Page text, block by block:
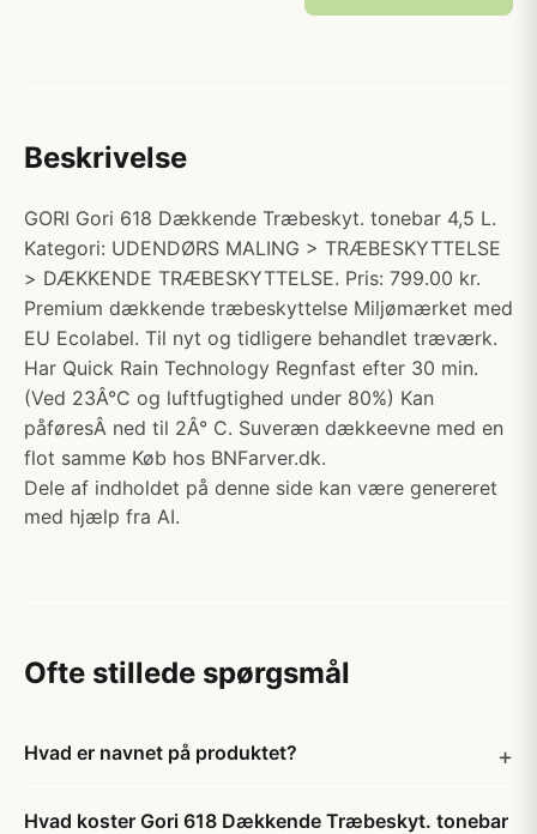
Beskrivelse
GORI Gori 618 Dækkende Træbeskyt. tonebar 4,5 L.
Kategori: UDENDØRS MALING > TRÆBESKYTTELSE
> DÆKKENDE TRÆBESKYTTELSE. Pris: 799.00 kr.
Premium dækkende træbeskyttelse Miljømærket med
EU Ecolabel. Til nyt og tidligere behandlet træværk.
Har Quick Rain Technology Regnfast efter 30 min.
(Ved 23Â°C og luftfugtighed under 80%) Kan
påføresÂ ned til 2Â° C. Suveræn dækkeevne med en
flot samme Køb hos BNFarver.dk.
Dele af indholdet på denne side kan være genereret
med hjælp fra AI.
Ofte stillede spørgsmål
Hvad er navnet på produktet?
Hvad koster Gori 618 Dækkende Træbeskyt. tonebar